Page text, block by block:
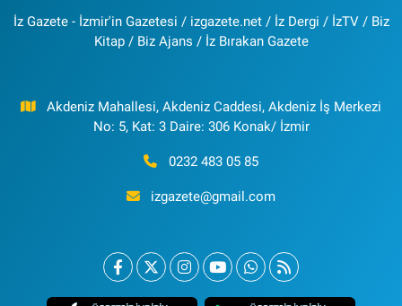
İz Gazete - İzmir'in Gazetesi / izgazete.net / İz Dergi / İzTV / Biz
Kitap / Biz Ajans / İz Bırakan Gazete
Akdeniz Mahallesi, Akdeniz Caddesi, Akdeniz İş Merkezi
No: 5, Kat: 3 Daire: 306 Konak/ İzmir
0232 483 05 85
izgazete@gmail.com